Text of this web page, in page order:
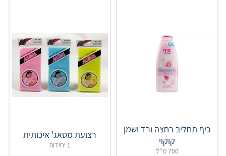
כיף תחליב רחצה ורד ושמן
קוקוי
700 מ"ל
רצועת מסאג' איכותית
1 יחידות